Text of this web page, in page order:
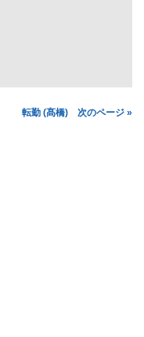
転勤 (髙橋) 次のページ »